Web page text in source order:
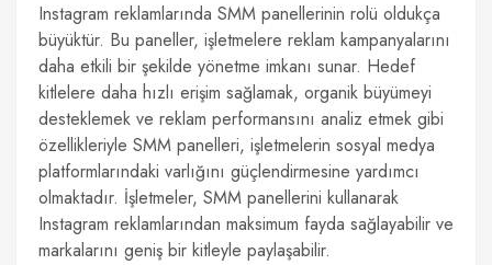
Instagram reklamlarında SMM panellerinin rolü oldukça
büyüktür. Bu paneller, işletmelere reklam kampanyalarını
daha etkili bir şekilde yönetme imkanı sunar. Hedef
kitlelere daha hızlı erişim sağlamak, organik büyümeyi
desteklemek ve reklam performansını analiz etmek gibi
özellikleriyle SMM panelleri, işletmelerin sosyal medya
platformlarındaki varlığını güçlendirmesine yardımcı
olmaktadır. İşletmeler, SMM panellerini kullanarak
Instagram reklamlarından maksimum fayda sağlayabilir ve
markalarını geniş bir kitleyle paylaşabilir.